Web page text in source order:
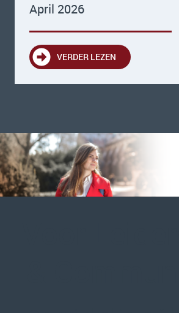
April 2026
VERDER LEZEN